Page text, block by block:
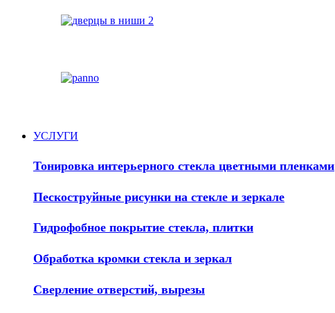
УСЛУГИ
Тонировка интерьерного стекла цветными пленками
Пескоструйные рисунки на стекле и зеркале
Гидрофобное покрытие стекла, плитки
Обработка кромки стекла и зеркал
Сверление отверстий, вырезы